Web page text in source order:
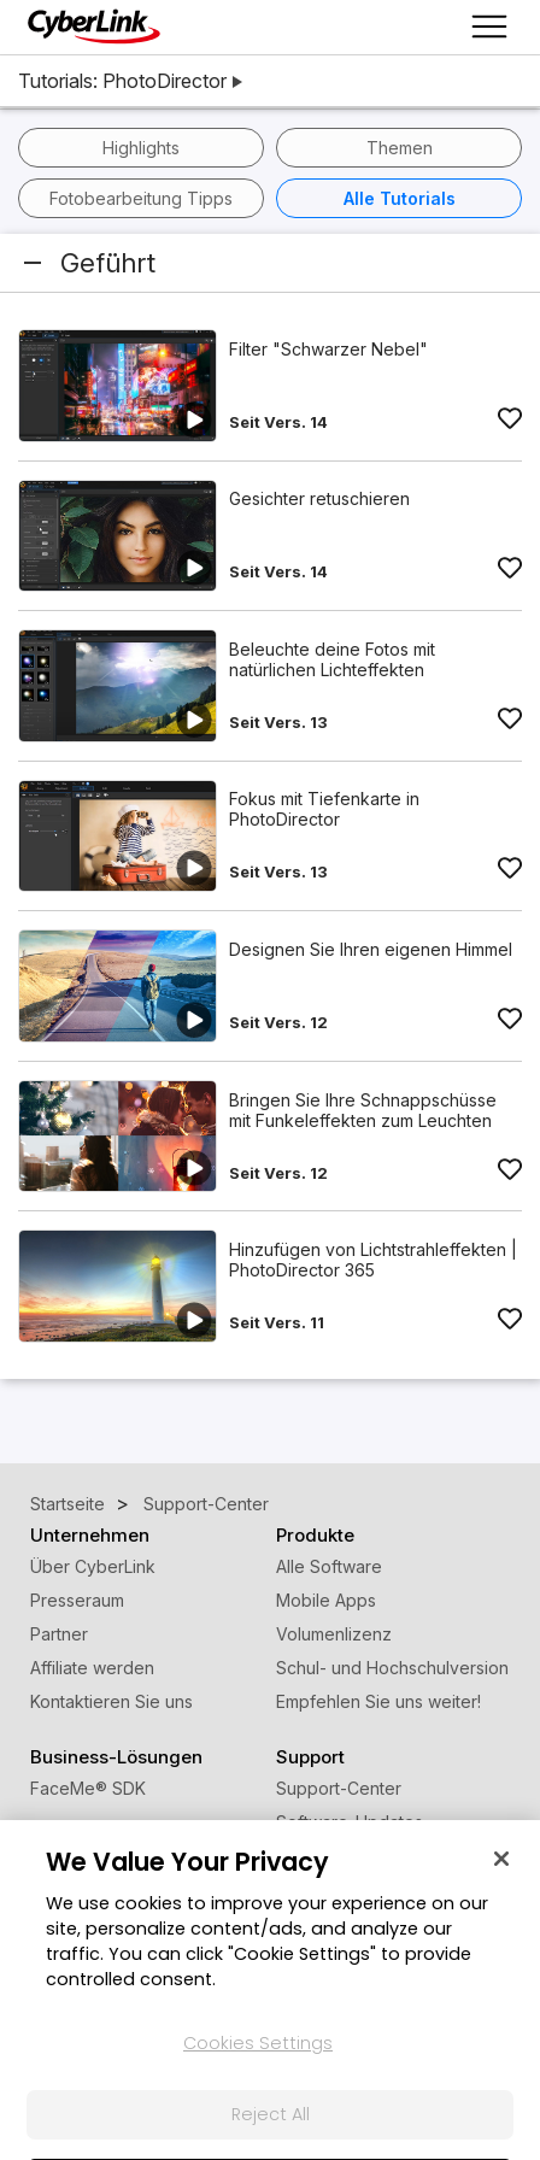
Tutorials: PhotoDirector
Highlights Themen
Fotobearbeitung Tipps Alle Tutorials
Geführt
Filter "Schwarzer Nebel"
Seit Vers. 14
Gesichter retuschieren
Seit Vers. 14
Beleuchte deine Fotos mit
natürlichen Lichteffekten
Seit Vers. 13
Fokus mit Tiefenkarte in
PhotoDirector
Seit Vers. 13
Designen Sie Ihren eigenen Himmel
Seit Vers. 12
Bringen Sie Ihre Schnappschüsse
mit Funkeleffekten zum Leuchten
Seit Vers. 12
Hinzufügen von Lichtstrahleffekten |
PhotoDirector 365
Seit Vers. 11
Startseite Support-Center
Unternehmen
Über CyberLink
Presseraum
Partner
Affiliate werden
Kontaktieren Sie uns
Produkte
Alle Software
Mobile Apps
Volumenlizenz
Schul- und Hochschulversion
Empfehlen Sie uns weiter!
Business-Lösungen
FaceMe® SDK
Support
Support-Center
Software-Updates
Lernen + Wissen
Community
Mitgliederbereich
Blog
Region ändern
© 2026 CyberLink Corp. Alle Rechte vorbehalten.
We Value Your Privacy
We use cookies to improve your experience on our
site, personalize content/ads, and analyze our
traffic. You can click "Cookie Settings" to provide
controlled consent.
Cookies Settings
Reject All